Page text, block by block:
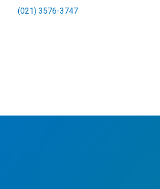
(021) 3576-3747